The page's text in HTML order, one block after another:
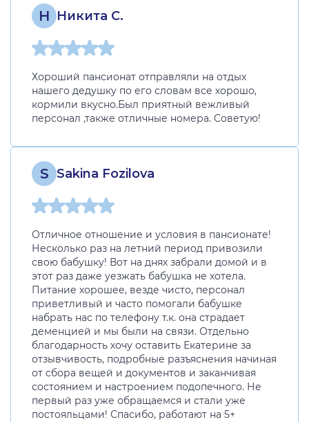
Н Никита С.
Хороший пансионат отправляли на отдых
нашего дедушку по его словам все хорошо,
кормили вкусно.Был приятный вежливый
персонал ,также отличные номера. Советую!
S Sakina Fozilova
Отличное отношение и условия в пансионате!
Несколько раз на летний период привозили
свою бабушку! Вот на днях забрали домой и в
этот раз даже уезжать бабушка не хотела.
Питание хорошее, везде чисто, персонал
приветливый и часто помогали бабушке
набрать нас по телефону т.к. она страдает
деменцией и мы были на связи. Отдельно
благодарность хочу оставить Екатерине за
отзывчивость, подробные разъяснения начиная
от сбора вещей и документов и заканчивая
состоянием и настроением подопечного. Не
первый раз уже обращаемся и стали уже
постояльцами! Спасибо, работают на 5+